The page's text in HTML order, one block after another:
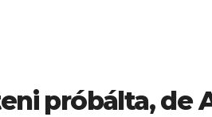
próbálta, de